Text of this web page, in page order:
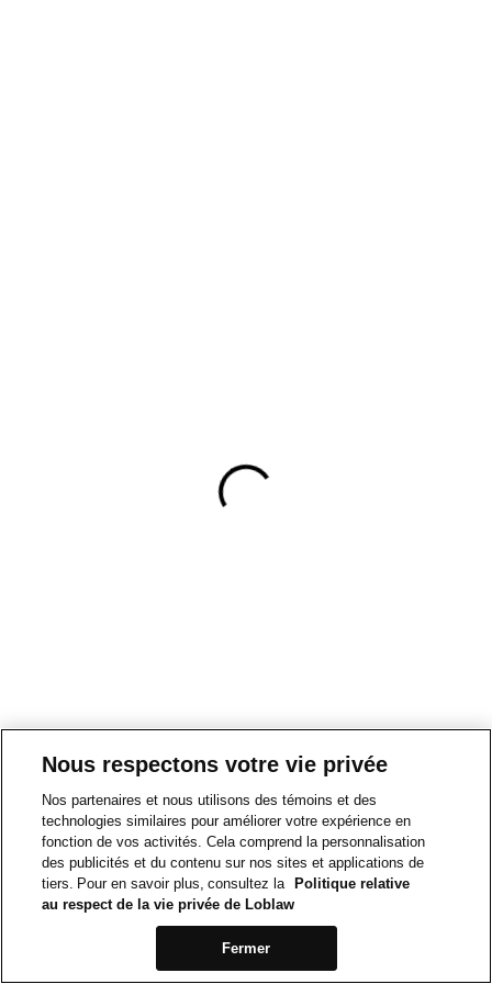
Nous respectons votre vie privée
Nos partenaires et nous utilisons des témoins et des
technologies similaires pour améliorer votre expérience en
fonction de vos activités. Cela comprend la personnalisation
des publicités et du contenu sur nos sites et applications de
tiers. Pour en savoir plus, consultez la
Politique relative
au respect de la vie privée de Loblaw
Fermer